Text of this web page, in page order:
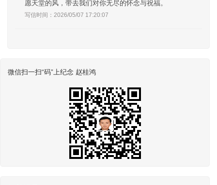
愿天堂的风，带去我们对你无尽的怀念与祝福。
写信时间：2026/05/07 17:20:07
微信扫一扫“码”上纪念 赵桂鸿